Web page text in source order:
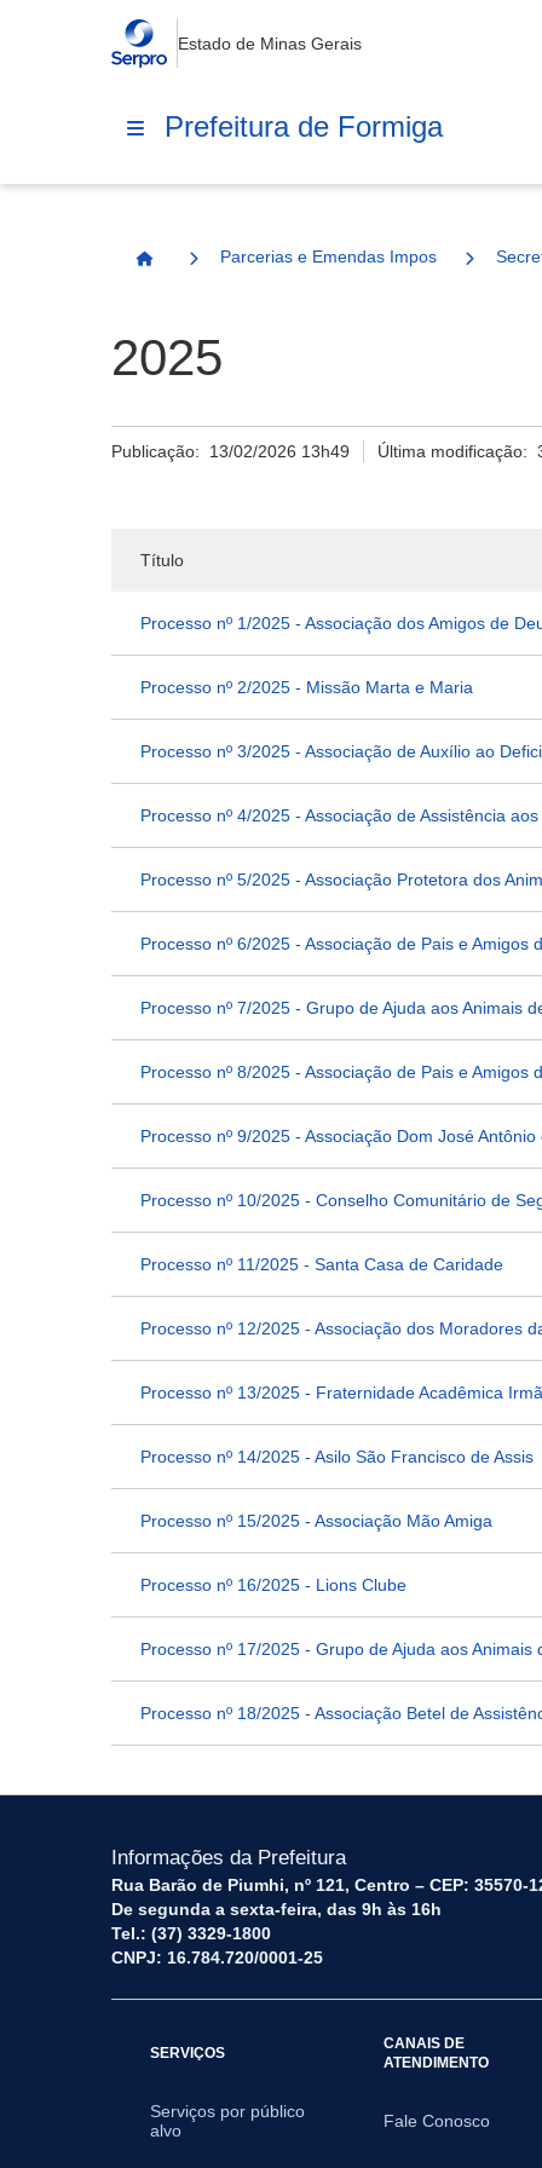
Estado de Minas Gerais
Prefeitura de Formiga
Página Inicial
Parcerias e Emendas Impositivas
2025
Publicação: 13/02/2026 13h49 Última modificação:
Título
Processo nº 1/2025 - Associação dos Amigos de
Processo nº 2/2025 - Missão Marta e Maria
Processo nº 3/2025 - Associação de Auxílio ao
Processo nº 4/2025 - Associação de Assistência
Processo nº 5/2025 - Associação Protetora dos
Processo nº 6/2025 - Associação de Pais e Amigos
Processo nº 7/2025 - Grupo de Ajuda aos Animais
Processo nº 8/2025 - Associação de Pais e Amigos
Processo nº 9/2025 - Associação Dom José Antônio
Processo nº 10/2025 - Conselho Comunitário de
Processo nº 11/2025 - Santa Casa de Caridade
Processo nº 12/2025 - Associação dos Moradores
Processo nº 13/2025 - Fraternidade Acadêmica
Processo nº 14/2025 - Asilo São Francisco de Assis
Processo nº 15/2025 - Associação Mão Amiga
Processo nº 16/2025 - Lions Clube
Processo nº 17/2025 - Grupo de Ajuda aos Animais
Processo nº 18/2025 - Associação Betel de
Informações da Prefeitura
Rua Barão de Piumhi, nº 121, Centro – CEP: 35570-
De segunda a sexta-feira, das 9h às 16h
Tel.: (37) 3329-1800
CNPJ: 16.784.720/0001-25
SERVIÇOS
Serviços por público
alvo
CANAIS DE
ATENDIMENTO
Fale Conosco